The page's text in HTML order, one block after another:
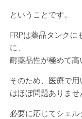
ということです。
FRPは薬品タンクに
に、
耐薬品性が極めて高
そのため、医療で
はほぼ問題ありませ
必要に応じてシェ